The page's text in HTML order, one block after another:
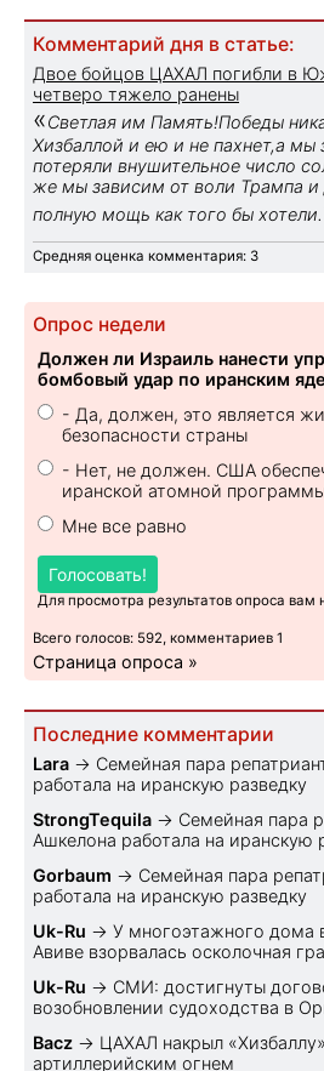
Комментарий дня в статье:
Двое бойцов ЦАХАЛ погибли в
четверо тяжело ранены
«Светлая им Память!Победы
Хизбаллой и ею и не пахнет,а мы
потеряли внушительное число
же мы зависим от воли Трампа и
полную мощь как того бы хотели.
Средняя оценка комментария: 3
Опрос недели
Должен ли Израиль нанести
бомбовый удар по иранским
- Да, должен, это является
безопасности страны
- Нет, не должен. США
иранской атомной
Мне все равно
Голосовать!
Для просмотра результатов опроса вам
Всего голосов: 592, комментариев 1
Страница опроса »
Последние комментарии
Lara → Семейная пара
работала на иранскую разведку
StrongTequila → Семейная пара
Ашкелона работала на иранскую
Gorbaum → Семейная пара
работала на иранскую разведку
Uk-Ru → У многоэтажного дома
Авиве взорвалась осколочная
Uk-Ru → СМИ: достигнуты
возобновлении судоходства в
Bacz → ЦАХАЛ накрыл
артиллерийским огнем